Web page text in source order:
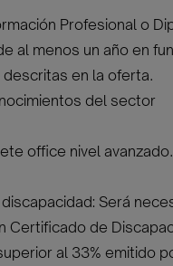
Profesional o
al menos un año en
descritas en la oferta.
del sector
office nivel avanzado.
Será
Certificado de
al 33% emitido